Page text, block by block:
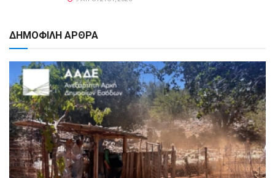
ΔΗΜΟΦΙΛΗ ΑΡΘΡΑ